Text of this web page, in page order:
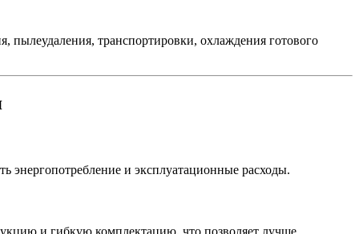
пылеудаления, транспортировки, охлаждения готового
энергопотребление и эксплуатационные расходы.